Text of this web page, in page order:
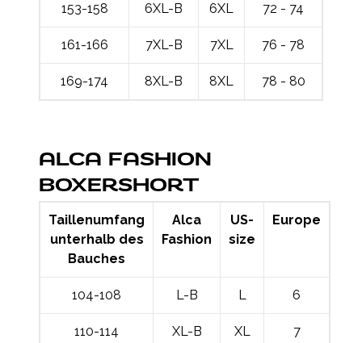
153-158 6XL-B 6XL 72 - 74
161-166 7XL-B 7XL 76 - 78
169-174 8XL-B 8XL 78 - 80
ALCA FASHION
BOXERSHORT
Taillenumfang
unterhalb des
Bauches
Alca
Fashion
US-
size
Europe
104-108 L-B L 6
110-114 XL-B XL 7